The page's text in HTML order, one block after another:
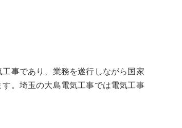
事であり、業務を遂行しながら国家
。埼玉の大島電気工事では電気工事